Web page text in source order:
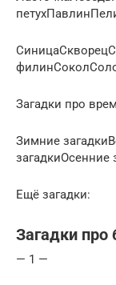
Загадки про
Зимние
загадкиОсенние
Ещё загадки:
Загадки
— 1 —